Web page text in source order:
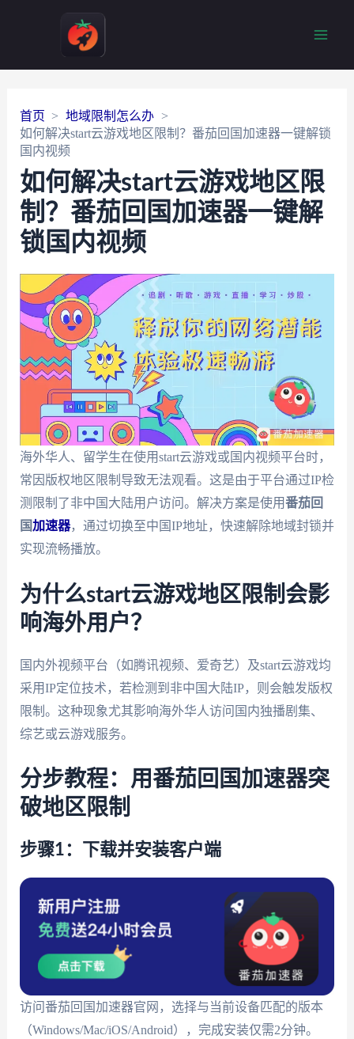
首页
地域限制怎么办
如何解决start云游戏地区限制？番茄回国加速器一键解锁
国内视频
如何解决start云游戏地区限
制？番茄回国加速器一键解
锁国内视频
海外华人、留学生在使用start云游戏或国内视频平台时，
常因版权地区限制导致无法观看。这是由于平台通过IP检
测限制了非中国大陆用户访问。解决方案是使用番茄回
国加速器，通过切换至中国IP地址，快速解除地域封锁并
实现流畅播放。
为什么start云游戏地区限制会影
响海外用户？
国内外视频平台（如腾讯视频、爱奇艺）及start云游戏均
采用IP定位技术，若检测到非中国大陆IP，则会触发版权
限制。这种现象尤其影响海外华人访问国内独播剧集、
综艺或云游戏服务。
分步教程：用番茄回国加速器突
破地区限制
步骤1：下载并安装客户端
访问番茄回国加速器官网，选择与当前设备匹配的版本
（Windows/Mac/iOS/Android），完成安装仅需2分钟。